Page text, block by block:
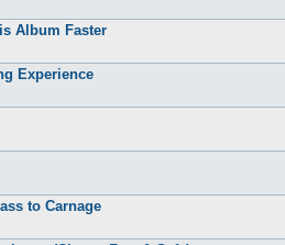
Album Faster
Experience
to Carnage